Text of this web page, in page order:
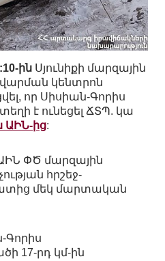
ին Սյունիքի մարզային
կենտրոն
որ Սիսիան-Գորիս
է ունեցել ՃՏՊ. կա
ԱԻՆ-ից:
ՓԾ մարզային
հրշեջ-
մեկ մարտական
Գորիս
17-րդ կմ-ին